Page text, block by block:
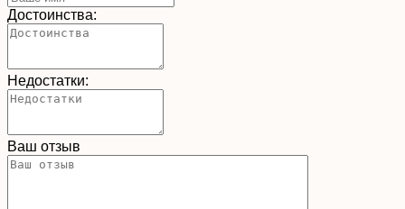
Достоинства:
Недостатки:
Ваш отзыв